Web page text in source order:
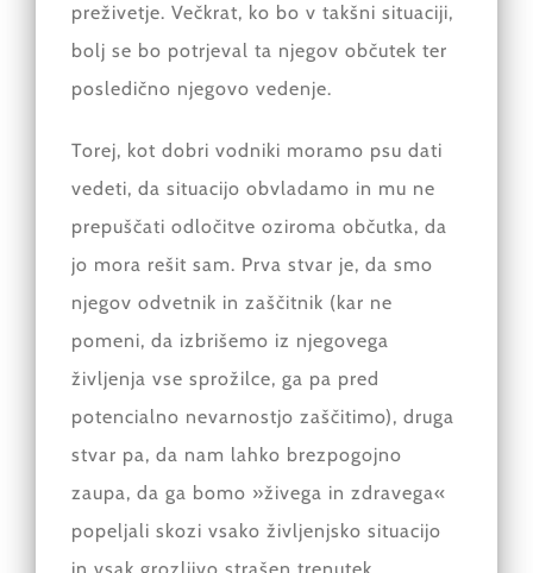
preživetje. Večkrat, ko bo v takšni situaciji,
bolj se bo potrjeval ta njegov občutek ter
posledično njegovo vedenje.
Torej, kot dobri vodniki moramo psu dati
vedeti, da situacijo obvladamo in mu ne
prepuščati odločitve oziroma občutka, da
jo mora rešit sam. Prva stvar je, da smo
njegov odvetnik in zaščitnik (kar ne
pomeni, da izbrišemo iz njegovega
življenja vse sprožilce, ga pa pred
potencialno nevarnostjo zaščitimo), druga
stvar pa, da nam lahko brezpogojno
zaupa, da ga bomo »živega in zdravega«
popeljali skozi vsako življenjsko situacijo